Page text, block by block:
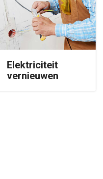
Elektriciteit
vernieuwen